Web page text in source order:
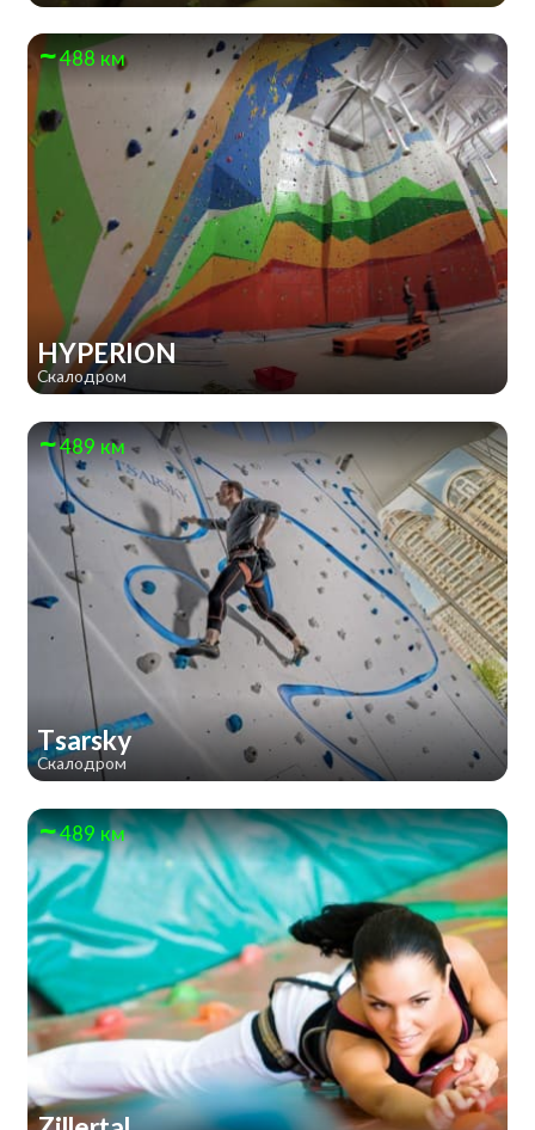
488 км
HYPERION
Скалодром
489 км
Tsarsky
Скалодром
489 км